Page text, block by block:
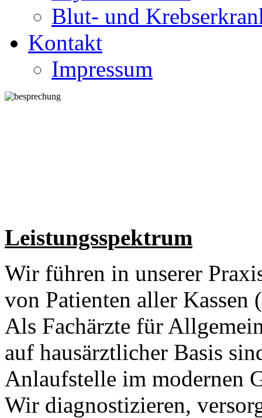
Blut- und
Kontakt
Impressum
Leistungsspektrum
Wir führen in unserer
von Patienten aller
Als Fachärzte für
auf hausärztlicher Basis
Anlaufstelle im modernen
Wir diagnostizieren,